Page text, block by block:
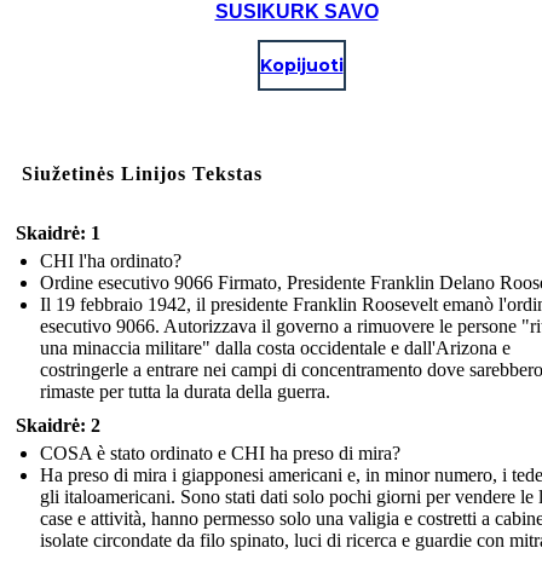
SUSIKURK SAVO
Kopijuoti
Siužetinės Linijos Tekstas
Skaidrė: 1
CHI l'ha ordinato?
Ordine esecutivo 9066 Firmato, Presidente Franklin Delano
Il 19 febbraio 1942, il presidente Franklin Roosevelt emanò
esecutivo 9066. Autorizzava il governo a rimuovere le persone
una minaccia militare" dalla costa occidentale e dall'Arizona e
costringerle a entrare nei campi di concentramento dove sarebbero
rimaste per tutta la durata della guerra.
Skaidrė: 2
COSA è stato ordinato e CHI ha preso di mira?
Ha preso di mira i giapponesi americani e, in minor numero, i
gli italoamericani. Sono stati dati solo pochi giorni per vendere le
case e attività, hanno permesso solo una valigia e costretti a
isolate circondate da filo spinato, luci di ricerca e guardie con